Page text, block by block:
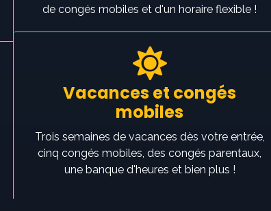
de congés mobiles et d'un horaire flexible !
Vacances et congés
mobiles
Trois semaines de vacances dès votre entrée,
cinq congés mobiles, des congés parentaux,
une banque d'heures et bien plus !